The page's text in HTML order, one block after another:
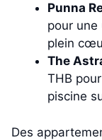
Punna
pour une
plein
The
THB
piscine
Des